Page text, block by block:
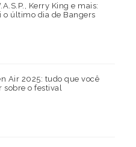
Kerry King e mais:
o último dia de Bangers
Air 2025: tudo que você
sobre o festival